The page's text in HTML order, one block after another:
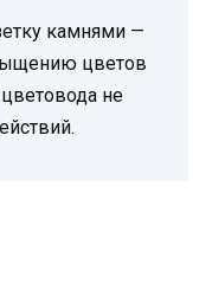
камнями —
цветов
не